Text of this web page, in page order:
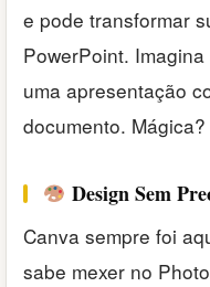
e pode transformar
PowerPoint.
uma apresentação
documento.
Design Sem
Canva sempre foi
sabe mexer no